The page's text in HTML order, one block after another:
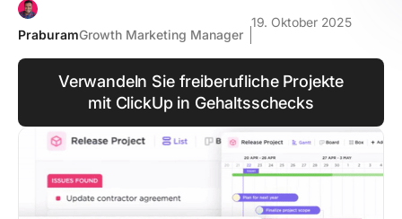
PraburamGrowth Marketing Manager
19. Oktober 2025
Verwandeln Sie freiberufliche Projekte
mit ClickUp in Gehaltsschecks